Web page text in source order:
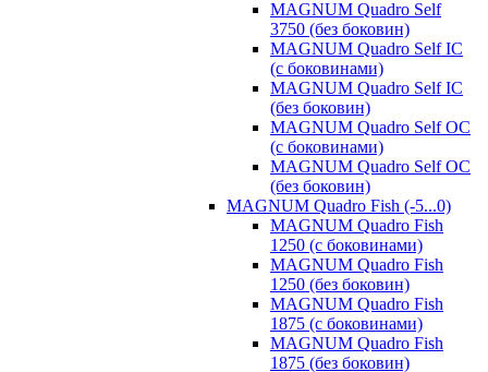
MAGNUM Quadro Self
3750 (без боковин)
MAGNUM Quadro Self IC
(с боковинами)
MAGNUM Quadro Self IC
(без боковин)
MAGNUM Quadro Self OC
(с боковинами)
MAGNUM Quadro Self OC
(без боковин)
MAGNUM Quadro Fish (-5...0)
MAGNUM Quadro Fish
1250 (с боковинами)
MAGNUM Quadro Fish
1250 (без боковин)
MAGNUM Quadro Fish
1875 (с боковинами)
MAGNUM Quadro Fish
1875 (без боковин)